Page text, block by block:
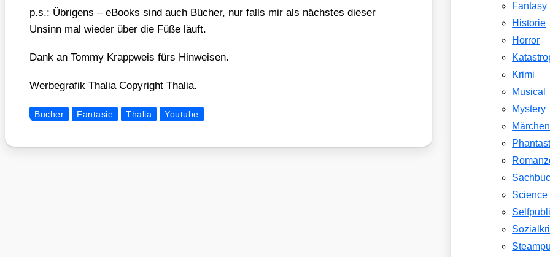
p.s.: Übri­gens – eBooks sind auch Bücher, nur falls mir als nächs­tes die­ser
Unsinn mal wie­der über die Füße läuft.
Dank an Tom­my Krapp­weis fürs Hin­wei­sen.
Wer­be­gra­fik Tha­lia Copy­right Tha­lia.
Bücher Fantasie Thalia Youtube
Fantasy
Historie
Horror
Krimi
Musical
Mystery
Märchen
Science